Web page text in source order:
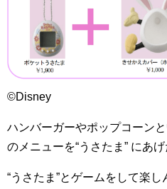
©Disney
ハンバーガーやポップコーン
のメニューを“うさたま” にあげ
“うさたま”とゲームをして楽